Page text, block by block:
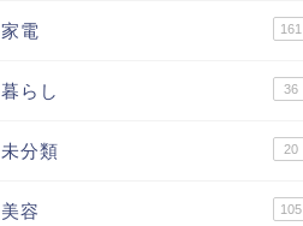
家電 161
暮らし 36
未分類 20
美容 105